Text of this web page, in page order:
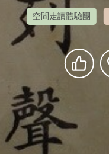
空間走讀體驗團